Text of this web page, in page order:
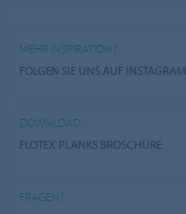
MEHR INSPIRATION?
FOLGEN SIE UNS AUF INSTAGRAM
DOWNLOAD
FLOTEX PLANKS BROSCHÜRE
FRAGEN?